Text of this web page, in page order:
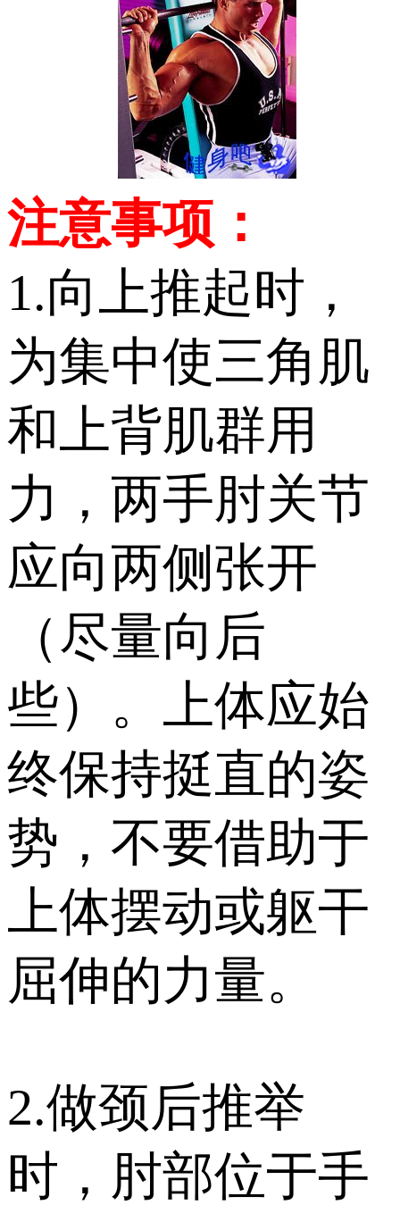
注意事项：
1.向上推起时，
为集中使三角肌
和上背肌群用
力，两手肘关节
应向两侧张开
（尽量向后
些）。上体应始
终保持挺直的姿
势，不要借助于
上体摆动或躯干
屈伸的力量。
2.做颈后推举
时，肘部位于手